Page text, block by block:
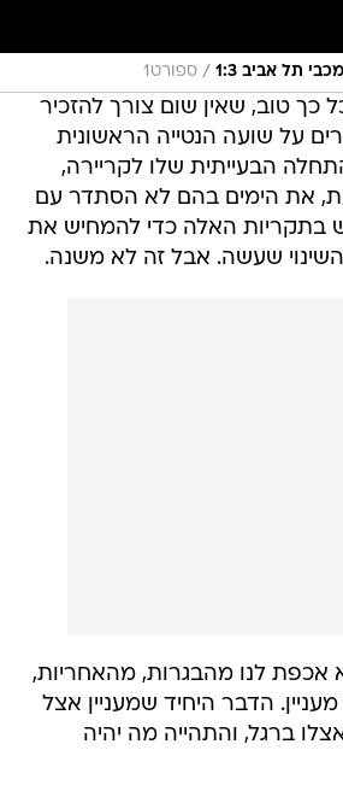
תל אביב 1:3 / ספורט1
כך טוב, שאין שום צורך להזכיר
על שועה הנטייה הראשונית
הבעייתית שלו לקריירה,
את הימים בהם לא הסתדר עם
בתקריות האלה כדי להמחיש את
שעשה. אבל זה לא משנה.
אכפת לנו מהבגרות, מהאחריות,
הדבר היחיד שמעניין אצל
ברגל, והתהייה מה יהיה